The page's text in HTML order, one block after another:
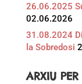
26.06.2025
02.06.2026
31.08.2024
la Sobredosi
ARXIU